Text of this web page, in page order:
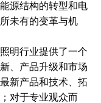
源结构的转型和电
未有的变革与机
明行业提供了一个
、产品升级和市场
新产品和技术、拓
对于专业观众而